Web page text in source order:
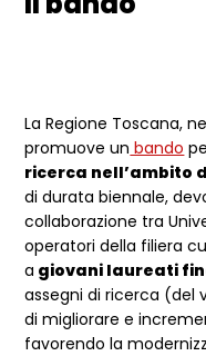
La Regione Toscana,
promuove un bando
ricerca nell’ambito
di durata biennale,
collaborazione tra
operatori della filiera
a giovani laureati
assegni di ricerca (del
di migliorare e
favorendo la